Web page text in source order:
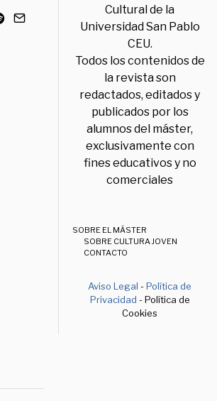
Cultural de la
Universidad San Pablo
CEU.
Todos los contenidos de
la revista son
redactados, editados y
publicados por los
alumnos del máster,
exclusivamente con
fines educativos y no
comerciales
SOBRE EL MÁSTER
SOBRE CULTURA JOVEN
CONTACTO
Aviso Legal -Política de
Privacidad - Política de
Cookies